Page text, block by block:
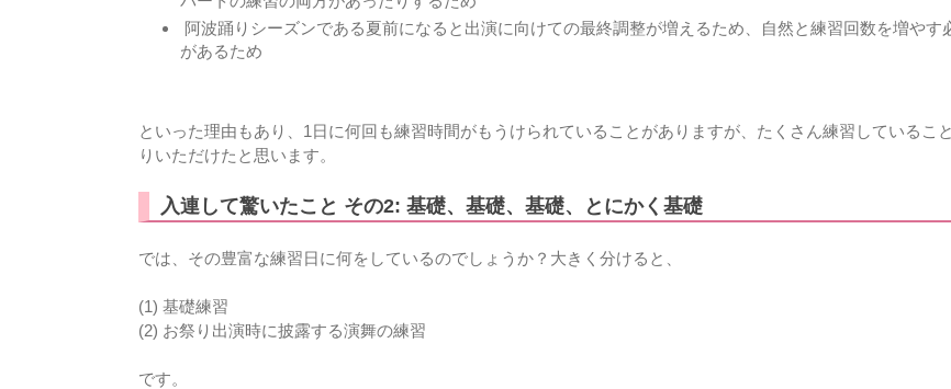
阿波踊りシーズンである夏前になると出演に向けての最終調整が増えるため、自然と練習回数を増やす
があるため
といった理由もあり、1日に何回も練習時間がもうけられていることがありますが、たくさん練習しているこ
りいただけたと思います。
入連して驚いたこと その2: 基礎、基礎、基礎、とにかく基礎
では、その豊富な練習日に何をしているのでしょうか？大きく分けると、
(1) 基礎練習
(2) お祭り出演時に披露する演舞の練習
です。